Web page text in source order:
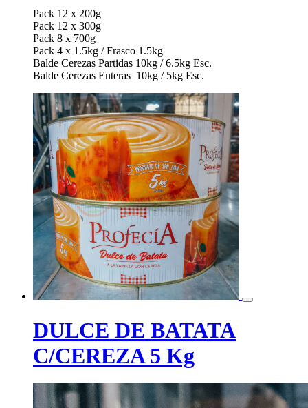
Pack 12 x 200g
Pack 12 x 300g
Pack 8 x 700g
Pack 4 x 1.5kg / Frasco 1.5kg
Balde Cerezas Partidas 10kg / 6.5kg Esc.
Balde Cerezas Enteras 10kg / 5kg Esc.
DULCE DE BATATA
C/CEREZA 5 Kg